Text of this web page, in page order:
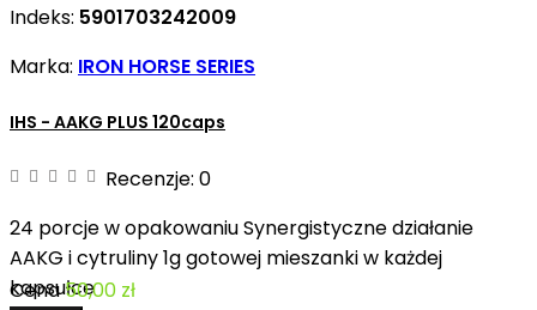
Indeks: 5901703242009
Marka: IRON HORSE SERIES
IHS - AAKG PLUS 120caps
Recenzje: 0
24 porcje w opakowaniu Synergistyczne działanie
AAKG i cytruliny 1g gotowej mieszanki w każdej
kapsułce
Cena50,00 zł